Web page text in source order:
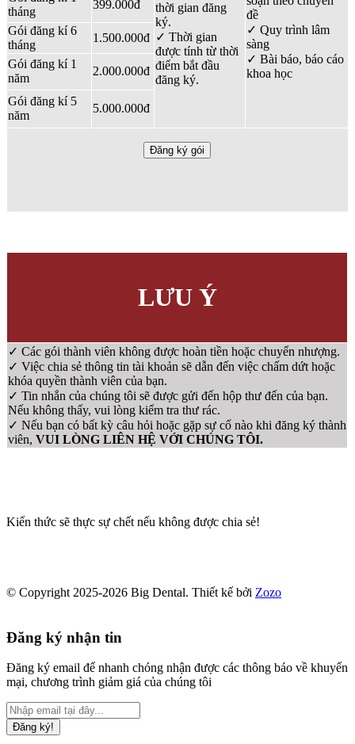
thời gian đăng
ký.
✓ Thời gian
được tính từ thời
điểm bắt đầu
đăng ký.
đề
✓ Quy trình lâm
sàng
✓ Bài báo, báo cáo
khoa học
tháng
399.000đ
Gói đăng kí 6
tháng
1.500.000đ
Gói đăng kí 1
năm
2.000.000đ
Gói đăng kí 5
năm
5.000.000đ
Đăng ký gói
LƯU Ý
✓ Các gói thành viên không được hoàn tiền hoặc chuyển nhượng.
✓ Việc chia sẻ thông tin tài khoản sẽ dẫn đến việc chấm dứt hoặc
khóa quyền thành viên của bạn.
✓ Tin nhắn của chúng tôi sẽ được gửi đến hộp thư đến của bạn.
Nếu không thấy, vui lòng kiểm tra thư rác.
✓ Nếu bạn có bất kỳ câu hỏi hoặc gặp sự cố nào khi đăng ký thành
viên, VUI LÒNG LIÊN HỆ VỚI CHÚNG TÔI.
Kiến thức sẽ thực sự chết nếu không được chia sẻ!
© Copyright 2025-2026 Big Dental. Thiết kế bởi Zozo
Đăng ký nhận tin
Đăng ký email để nhanh chóng nhận được các thông báo về khuyến
mại, chương trình giảm giá của chúng tôi
Đăng ký!